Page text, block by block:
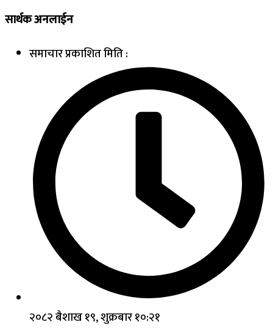
सार्थक अनलाईन
समाचार प्रकाशित मिति :
२०८२ बैशाख १९, शुक्रबार १०:२१